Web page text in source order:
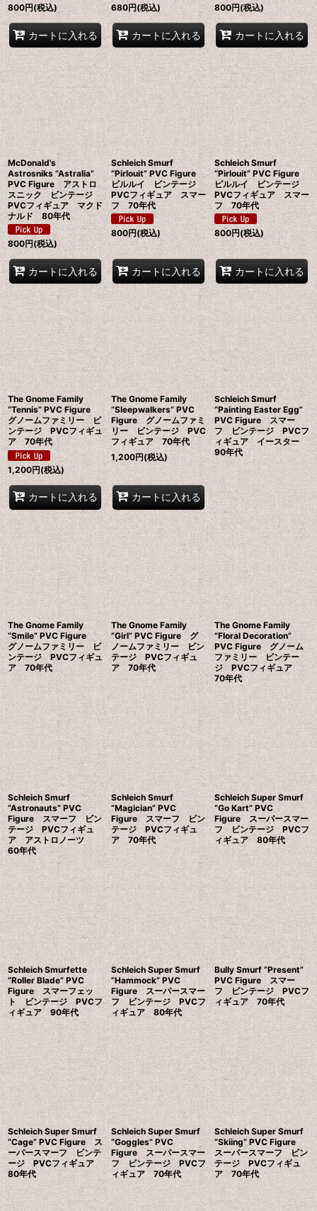
800円(税込)
カートに入れる
680円(税込)
カートに入れる
800円(税込)
カートに入れる
McDonald's
Astrosniks “Astralia”
PVC Figure アストロ
スニック ビンテージ
PVCフィギュア マクド
ナルド 80年代
800円(税込)
カートに入れる
Schleich Smurf
“Pirlouit” PVC Figure
ピルルイ ビンテージ
PVCフィギュア スマー
フ 70年代
800円(税込)
カートに入れる
Schleich Smurf
“Pirlouit” PVC Figure
ピルルイ ビンテージ
PVCフィギュア スマー
フ 70年代
800円(税込)
カートに入れる
The Gnome Family
“Tennis” PVC Figure
グノームファミリー ビ
ンテージ PVCフィギュ
ア 70年代
1,200円(税込)
カートに入れる
The Gnome Family
“Sleepwalkers” PVC
Figure グノームファミ
リー ビンテージ PVC
フィギュア 70年代
1,200円(税込)
カートに入れる
Schleich Smurf
“Painting Easter Egg”
PVC Figure スマー
フ ビンテージ PVCフ
ィギュア イースター
90年代
The Gnome Family
“Smile” PVC Figure
グノームファミリー ビ
ンテージ PVCフィギュ
ア 70年代
The Gnome Family
“Girl” PVC Figure グ
ノームファミリー ビン
テージ PVCフィギュ
ア 70年代
The Gnome Family
“Floral Decoration”
PVC Figure グノーム
ファミリー ビンテー
ジ PVCフィギュア
70年代
Schleich Smurf
“Astronauts” PVC
Figure スマーフ ビン
テージ PVCフィギュ
ア アストロノーツ
60年代
Schleich Smurf
“Magician” PVC
Figure スマーフ ビン
テージ PVCフィギュ
ア 70年代
Schleich Super Smurf
“Go Kart” PVC
Figure スーパースマー
フ ビンテージ PVCフ
ィギュア 80年代
Schleich Smurfette
“Roller Blade” PVC
Figure スマーフェッ
ト ビンテージ PVCフ
ィギュア 90年代
Schleich Super Smurf
“Hammock” PVC
Figure スーパースマー
フ ビンテージ PVCフ
ィギュア 80年代
Bully Smurf “Present”
PVC Figure スマー
フ ビンテージ PVCフ
ィギュア 70年代
Schleich Super Smurf
“Cage” PVC Figure ス
ーパースマーフ ビンテ
ージ PVCフィギュア
80年代
Schleich Super Smurf
“Goggles” PVC
Figure スーパースマー
フ ビンテージ PVCフ
ィギュア 70年代
Schleich Super Smurf
“Skiing” PVC Figure
スーパースマーフ ビン
テージ PVCフィギュ
ア 70年代